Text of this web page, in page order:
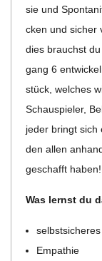
D
T
S
C
H
sie und
cken und sicher
dies brauchst
gang 6
stück, wel­ches
Schau­spie­ler,
jeder bringt sich
den allen
geschafft haben!
Was lernst du
Empa­thie